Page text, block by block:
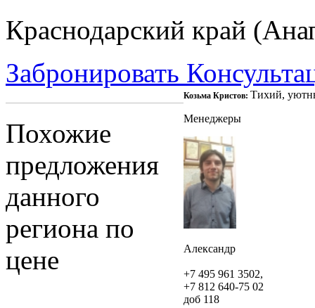
Краснодарский край
Забронировать
Козьма Кристов: Тихий,
Менеджеры
Александр
+7 495 961 3502,
+7 812 640-75 02
доб 118
Похожие
предложения
данного
региона по
цене